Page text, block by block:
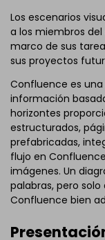
Los escenarios
a los miembros
marco de sus
sus proyectos
Confluence es
información
horizontes
estructurados,
prefabricadas,
flujo en
imágenes. Un
palabras, pero
Confluence bien